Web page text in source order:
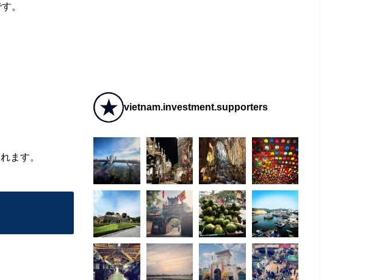
。
ます。
vietnam.investment.supporters